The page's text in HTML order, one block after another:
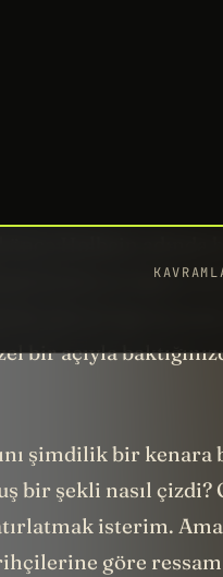
portrenin en ilginç
bir görsel öğe
bir açıyla
şimdilik bir kenara
bir şekli nasıl çizdi?
isterim.
göre